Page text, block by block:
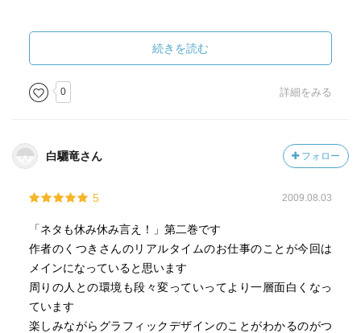
近いようで遠いような、分からないようで痛いほど良く分
かるような
限りなく遠くて近い、同業者の日常に迫るコミックエッセ
家に届いた郵便に。
職場で見覚えのある、あの紙々に・・・。
親戚の子がＴＶに映ってる程度の親近感と愛着を感じる
続きを読む
0 詳細をみる
白驪竜さん フォロー
5 2009.08.03
「ネタも休み休み言え！」第二巻です
作者のくつきさんのリアルタイムのお仕事のことが今回は
メインになっていると思います
周りの人との環境も段々変っていってより一層面白くなっ
ています
楽しみながらグラフィックデザインのことがわかるのがつ